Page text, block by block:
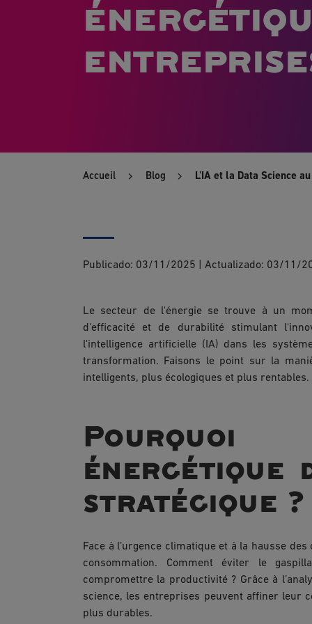
Accueil Blog L'IA et la Data Science
Publicado: 03/11/2025 Actualizado: 03/11/
Le secteur de l'énergie se trouve à un
d'efficacité et de durabilité stimulant
l'intelligence artificielle (IA) dans les
transformation. Faisons le point sur la
intelligents, plus écologiques et plus rentables.
Pourquoi
énergétique
stratégique ?
Face à l’urgence climatique et à la hausse
consommation. Comment éviter le
compromettre la productivité ? Grâce à
science, les entreprises peuvent affiner leur
plus durables.